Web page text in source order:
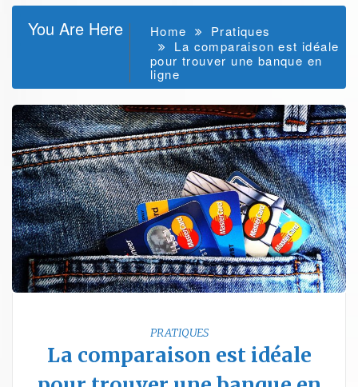
You Are Here Home
Pratiques
La comparaison est idéale
pour trouver une banque en
ligne
PRATIQUES
La comparaison est idéale